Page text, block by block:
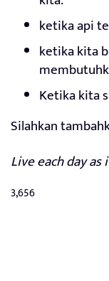
ketika api
ketika kita
Ketika kita
Silahkan
Live each day
3,656